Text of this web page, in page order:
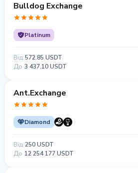
Bulldog Exchange
Platinum
Від 572.85 USDT
До 3 437.10 USDT
Ant.Exchange
Diamond
Від 250 USDT
До 12 254 177 USDT